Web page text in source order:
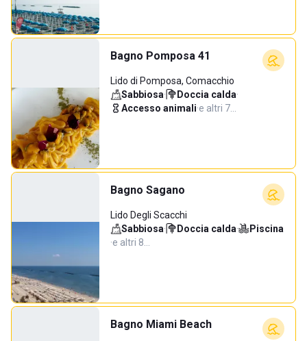
Bagno Pomposa 41
Lido di Pomposa, Comacchio
Sabbiosa· Doccia calda·
Accesso animali·e altri 7…
Bagno Sagano
Lido Degli Scacchi
Sabbiosa· Doccia calda·
Piscina
·e altri 8…
Bagno Miami Beach